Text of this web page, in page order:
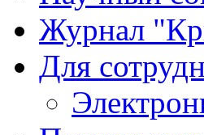
Журнал
Для